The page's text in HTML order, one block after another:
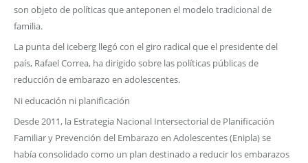
son objeto de políticas que anteponen el modelo tradicional de
familia.
La punta del iceberg llegó con el giro radical que el presidente del
país, Rafael Correa, ha dirigido sobre las políticas públicas de
reducción de embarazo en adolescentes.
Ni educación ni planificación
Desde 2011, la Estrategia Nacional Intersectorial de Planificación
Familiar y Prevención del Embarazo en Adolescentes (Enipla) se
había consolidado como un plan destinado a reducir los embarazos